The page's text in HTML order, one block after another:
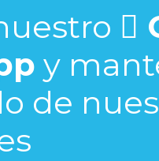
y
de